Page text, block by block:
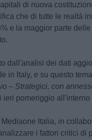
di nuova
che di tutte le realtà
e la maggior parte
dall'analisi dei dati
in Italy, e su questo
– Strategici, con
ieri pomeriggio
Mediaone Italia, in
i fattori critici di